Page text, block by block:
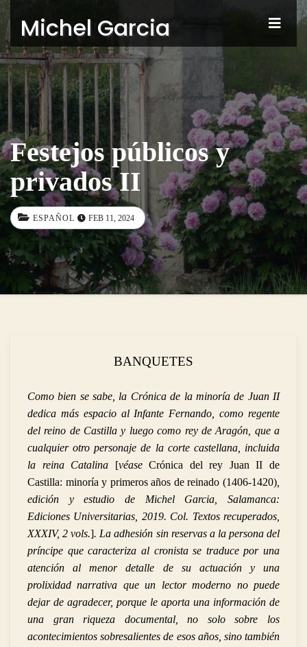
Michel Garcia
Festejos públicos y
privados II
ESPAÑOL FEB 11, 2024
BANQUETES
Como bien se sabe, la Crónica de la minoría de Juan II
dedica más espacio al Infante Fernando, como regente
del reino de Castilla y luego como rey de Aragón, que a
cualquier otro personaje de la corte castellana, incluida
la reina Catalina [véaseCrónica del rey Juan II de
Castilla: minoría y primeros años de reinado (1406-1420)
edición y estudio de Michel Garcia, Salamanca:
Ediciones Universitarias, 2019. Col. Textos recuperados,
XXXIV, 2 vols.]. La adhesión sin reservas a la persona del
príncipe que caracteriza al cronista se traduce por una
atención al menor detalle de su actuación y una
prolixidad narrativa que un lector moderno no puede
dejar de agradecer, porque le aporta una información de
una gran riqueza documental, no solo sobre los
acontecimientos sobresalientes de esos años, sino también